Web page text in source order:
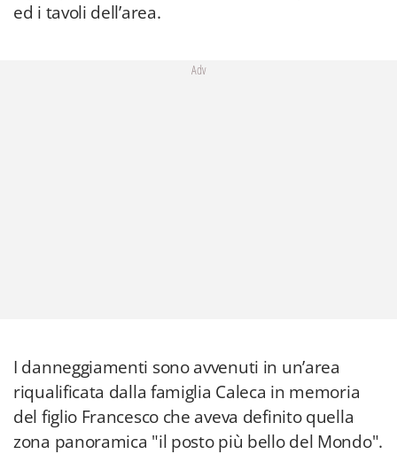
ed i tavoli dell’area.
Adv
I danneggiamenti sono avvenuti in un’area
riqualificata dalla famiglia Caleca in memoria
del figlio Francesco che aveva definito quella
zona panoramica "il posto più bello del Mondo".